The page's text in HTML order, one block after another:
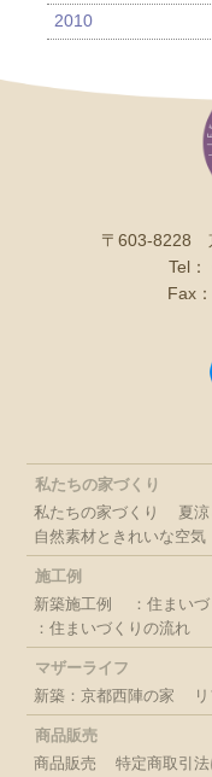
2010
〒603-8228
Tel：
Fax：
私たちの家づくり
私たちの家づくり
夏
自然素材ときれいな空気
施工例
新築施工例
：住まい
：住まいづくりの流れ
マザーライフ
新築：京都西陣の家
商品販売
商品販売
特定商取引